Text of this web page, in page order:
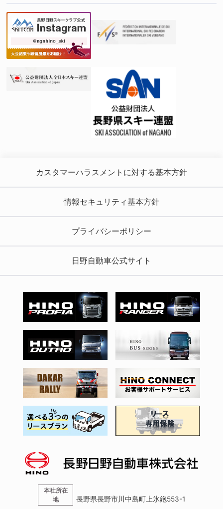
カスタマーハラスメントに対する基本方針
情報セキュリティ基本方針
プライバシーポリシー
日野自動車公式サイト
本社所在
地
長野県長野市川中島町上氷鉋553-1